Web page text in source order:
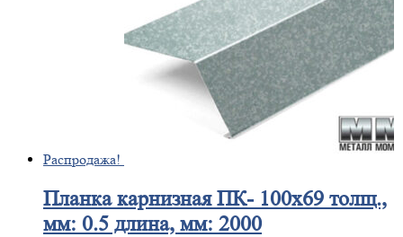
Распродажа!
Планкакарнизная ПК- 100х69 толщ.,
мм: 0.5 длина, мм: 2000